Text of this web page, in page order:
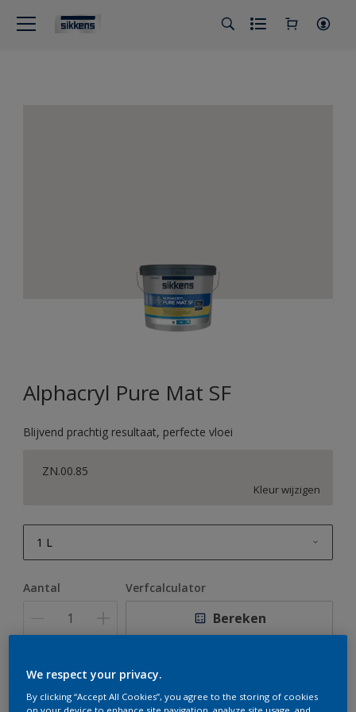
Alphacryl Pure Mat SF
Blijvend prachtig resultaat, perfecte vloei
ZN.00.85
Kleur wijzigen
1 L
Aantal Verfcalculator
Bereken
Op dit moment is het niet mogelijk dit product online
te bestellen. Houd de website in de gaten, we werken
We respect your privacy.
By clicking “Accept All Cookies”, you agree to the storing of cookies
on your device to enhance site navigation, analyze site usage, and